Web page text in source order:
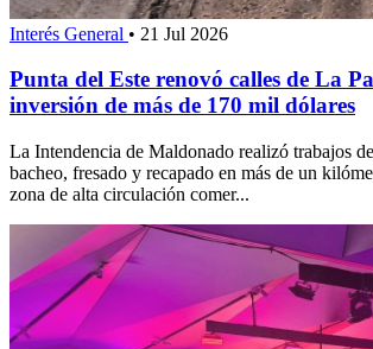
Interés General • 21 Jul 2026
Punta del Este renovó calles de La
inversión de más de 170 mil dólares
La Intendencia de Maldonado realizó trabajos
bacheo, fresado y recapado en más de un
zona de alta circulación comer...